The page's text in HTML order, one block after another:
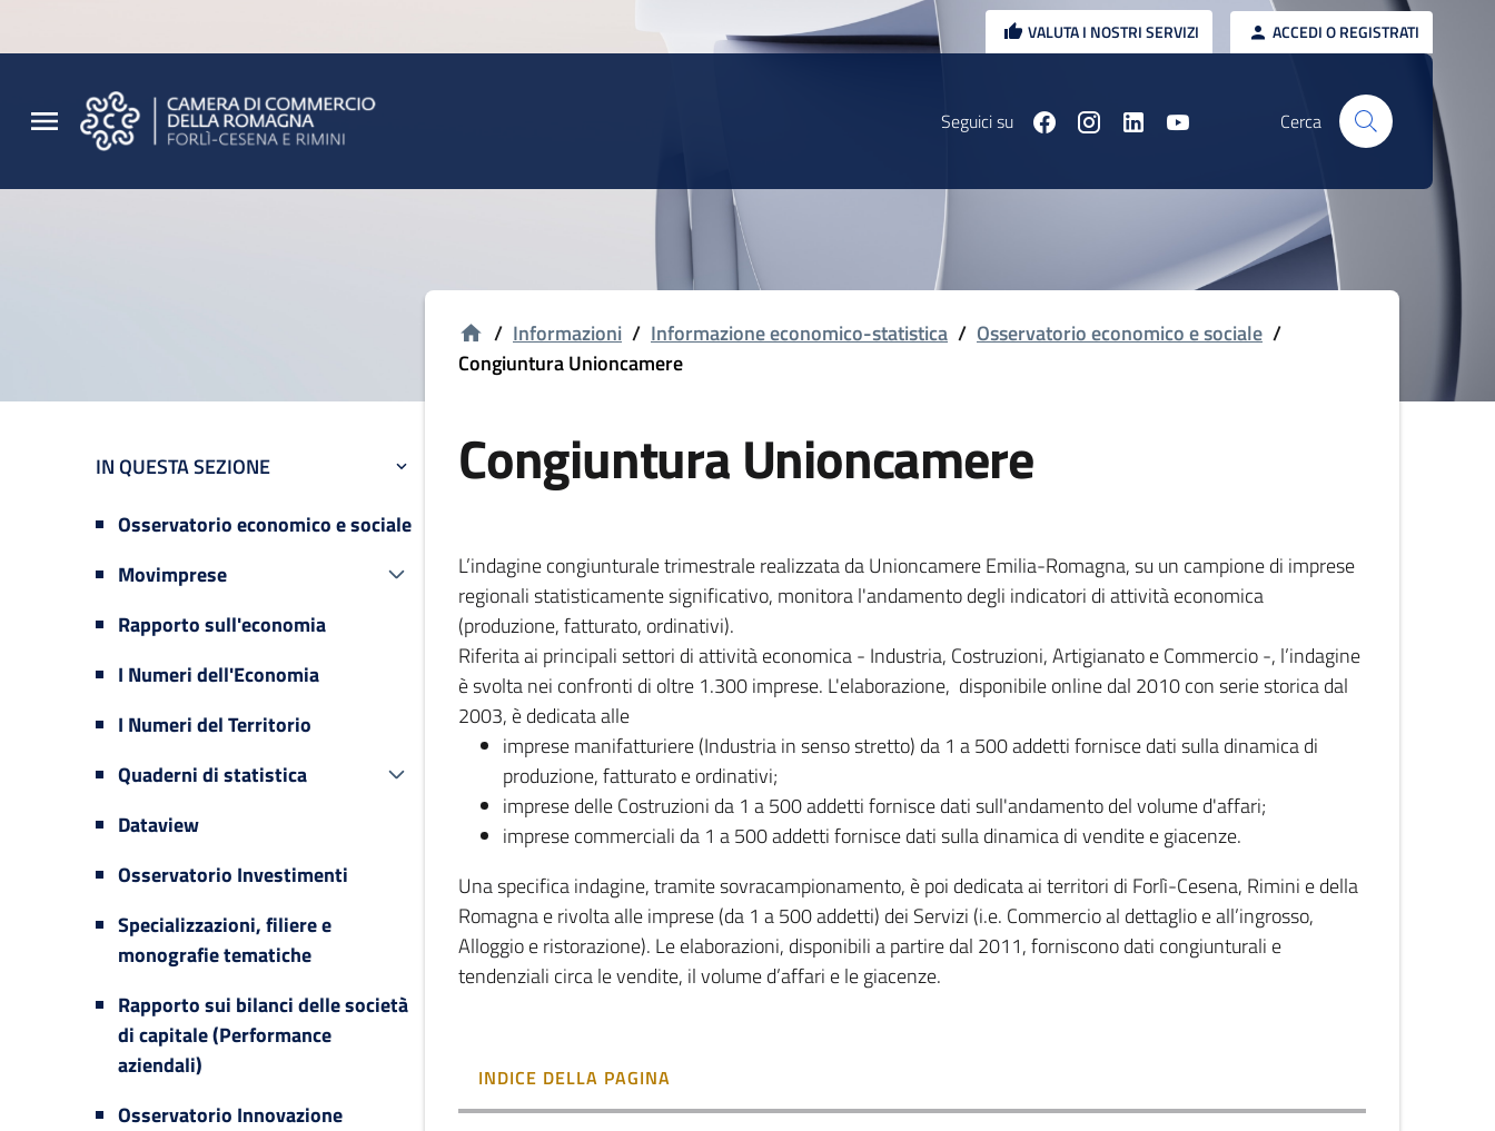
VALUTA I NOSTRI SERVIZI ACCEDI O REGISTRATI
Seguici su Cerca
IN QUESTA SEZIONE
Osservatorio economico e sociale
Movimprese
Rapporto sull'economia
I Numeri dell'Economia
I Numeri del Territorio
Quaderni di statistica
Dataview
Osservatorio Investimenti
Specializzazioni, filiere e
monografie tematiche
Rapporto sui bilanci delle società
di capitale (Performance
aziendali)
Osservatorio Innovazione
/ Informazioni / Informazione economico-statistica / Osservatorio economico e sociale /
Congiuntura Unioncamere
Congiuntura Unioncamere
L’indagine congiunturale trimestrale realizzata da Unioncamere Emilia-Romagna, su un campione di imprese
regionali statisticamente significativo, monitora l'andamento degli indicatori di attività economica
(produzione, fatturato, ordinativi).
Riferita ai principali settori di attività economica - Industria, Costruzioni, Artigianato e Commercio -, l’indagine
è svolta nei confronti di oltre 1.300 imprese. L'elaborazione, disponibile online dal 2010 con serie storica dal
2003, è dedicata alle
imprese manifatturiere (Industria in senso stretto) da 1 a 500 addetti fornisce dati sulla dinamica di
produzione, fatturato e ordinativi;
imprese delle Costruzioni da 1 a 500 addetti fornisce dati sull'andamento del volume d'affari;
imprese commerciali da 1 a 500 addetti fornisce dati sulla dinamica di vendite e giacenze.
Una specifica indagine, tramite sovracampionamento, è poi dedicata ai territori di Forlì-Cesena, Rimini e della
Romagna e rivolta alle imprese (da 1 a 500 addetti) dei Servizi (i.e. Commercio al dettaglio e all’ingrosso,
Alloggio e ristorazione). Le elaborazioni, disponibili a partire dal 2011, forniscono dati congiunturali e
tendenziali circa le vendite, il volume d’affari e le giacenze.
INDICE DELLA PAGINA